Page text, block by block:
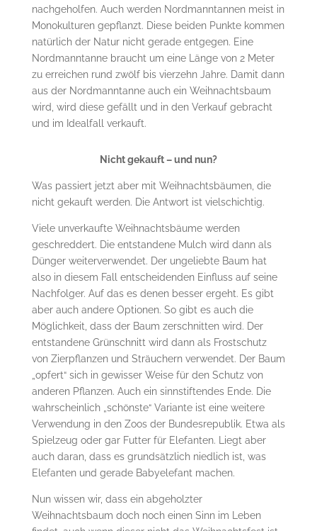
nachgeholfen. Auch werden Nordmanntannen meist in
Monokulturen gepflanzt. Diese beiden Punkte kommen
natürlich der Natur nicht gerade entgegen. Eine
Nordmanntanne braucht um eine Länge von 2 Meter
zu erreichen rund zwölf bis vierzehn Jahre. Damit dann
aus der Nordmanntanne auch ein Weihnachtsbaum
wird, wird diese gefällt und in den Verkauf gebracht
und im Idealfall verkauft.
Nicht gekauft – und nun?
Was passiert jetzt aber mit Weihnachtsbäumen, die
nicht gekauft werden. Die Antwort ist vielschichtig.
Viele unverkaufte Weihnachtsbäume werden
geschreddert. Die entstandene Mulch wird dann als
Dünger weiterverwendet. Der ungeliebte Baum hat
also in diesem Fall entscheidenden Einfluss auf seine
Nachfolger. Auf das es denen besser ergeht. Es gibt
aber auch andere Optionen. So gibt es auch die
Möglichkeit, dass der Baum zerschnitten wird. Der
entstandene Grünschnitt wird dann als Frostschutz
von Zierpflanzen und Sträuchern verwendet. Der Baum
„opfert“ sich in gewisser Weise für den Schutz von
anderen Pflanzen. Auch ein sinnstiftendes Ende. Die
wahrscheinlich „schönste“ Variante ist eine weitere
Verwendung in den Zoos der Bundesrepublik. Etwa als
Spielzeug oder gar Futter für Elefanten. Liegt aber
auch daran, dass es grundsätzlich niedlich ist, was
Elefanten und gerade Babyelefant machen.
Nun wissen wir, dass ein abgeholzter
Weihnachtsbaum doch noch einen Sinn im Leben